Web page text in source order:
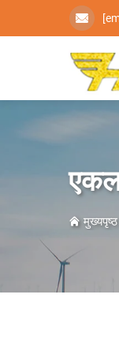
मुख्यपृष्ठ